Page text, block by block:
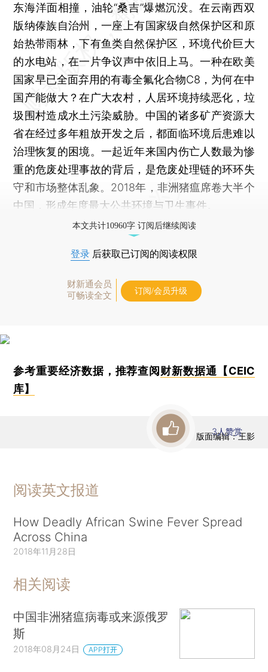
东海洋面相撞，油轮“桑吉”爆燃沉没。在云南西双
版纳傣族自治州，一座上有国家级自然保护区和原
始热带雨林，下有鱼类自然保护区，环境代价巨大
的水电站，在一片争议声中依旧上马。一种在欧美
国家早已全面弃用的有毒全氟化合物C8，为何在中
国产能做大？在广大农村，人居环境持续恶化，垃
圾围村造成水土污染威胁。中国的诸多矿产资源大
省在经过多年粗放开发之后，都面临环境后患难以
治理恢复的困境。一起近年来国内伤亡人数最为惨
重的危废处理事故的背后，是危废处理链的环环失
守和市场整体乱象。2018年，非洲猪瘟席卷大半个
中国，形成年度最大公共环境与卫生事件。
本文共计10960字 订阅后继续阅读
登录 后获取已订阅的阅读权限
财新通会员
可畅读全文
订阅/会员升级
参考重要经济数据，推荐查阅 财新数据通【CEIC
库】
版面编辑：王影
3人赞赏
阅读英文报道
How Deadly African Swine Fever Spread
Across China
2018年11月28日
相关阅读
中国非洲猪瘟病毒或来源俄罗
斯
2018年08月24日 APP打开